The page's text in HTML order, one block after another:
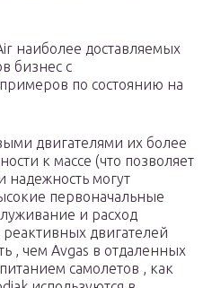
наиболее доставляемых
бизнес с
по состоянию на
двигателями их более
к массе (что позволяет
надежность могут
первоначальные
и расход
двигателей
, чем Avgas в отдаленных
самолетов , как